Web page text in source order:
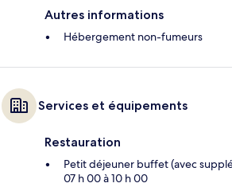
Autres informations
Hébergement non-fumeurs
Services et équipements
Restauration
Petit déjeuner buffet (avec
07 h 00 à 10 h 00